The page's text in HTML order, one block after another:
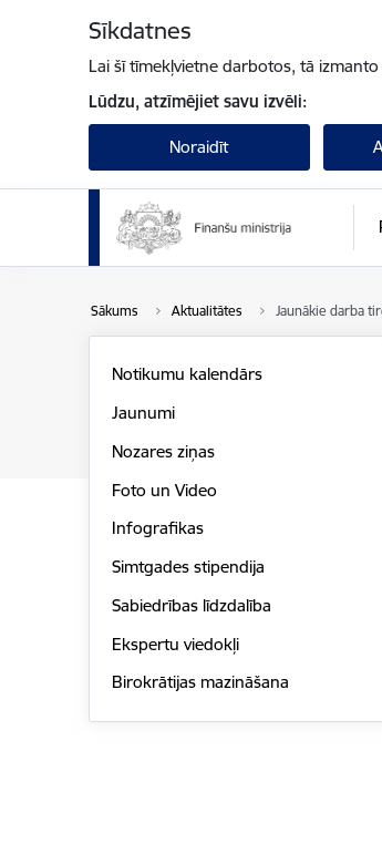
Sīkdatnes
Lai šī tīmekļvietne darbotos, tā
Lūdzu, atzīmējiet savu izvēli:
Noraidīt
Sākums Aktualitātes Jaunākie darba
Notikumu kalendārs
Jaunumi
Nozares ziņas
Foto un Video
Infografikas
Simtgades stipendija
Sabiedrības līdzdalība
Ekspertu viedokļi
Birokrātijas mazināšana